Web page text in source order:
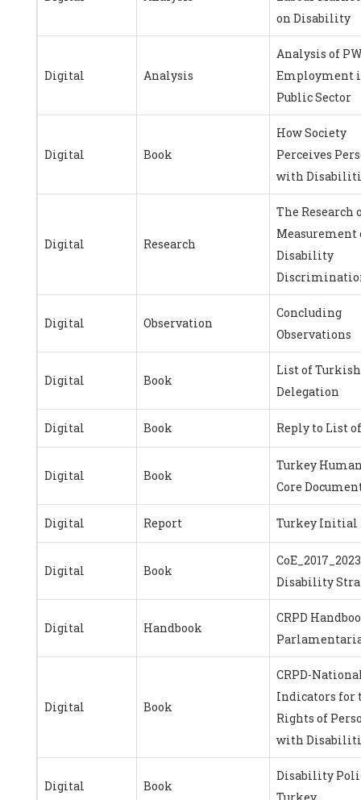
on Disability
Digital Analysis
Analysis of
Employment
Public Sector
Digital Book
How Society
Perceives
with
Digital Research
The Research
Measurement
Disability
Digital Observation
Concluding
Observations
Digital Book
List of Turkish
Delegation
Digital Book Reply to List
Digital Book
Turkey
Core
Digital Report Turkey Initial
Digital Book
CoE_2017_2023
Disability
Digital Handbook
CRPD
Digital Book
CRPD-
Indicators for
Rights of
with
Digital Book
Disability